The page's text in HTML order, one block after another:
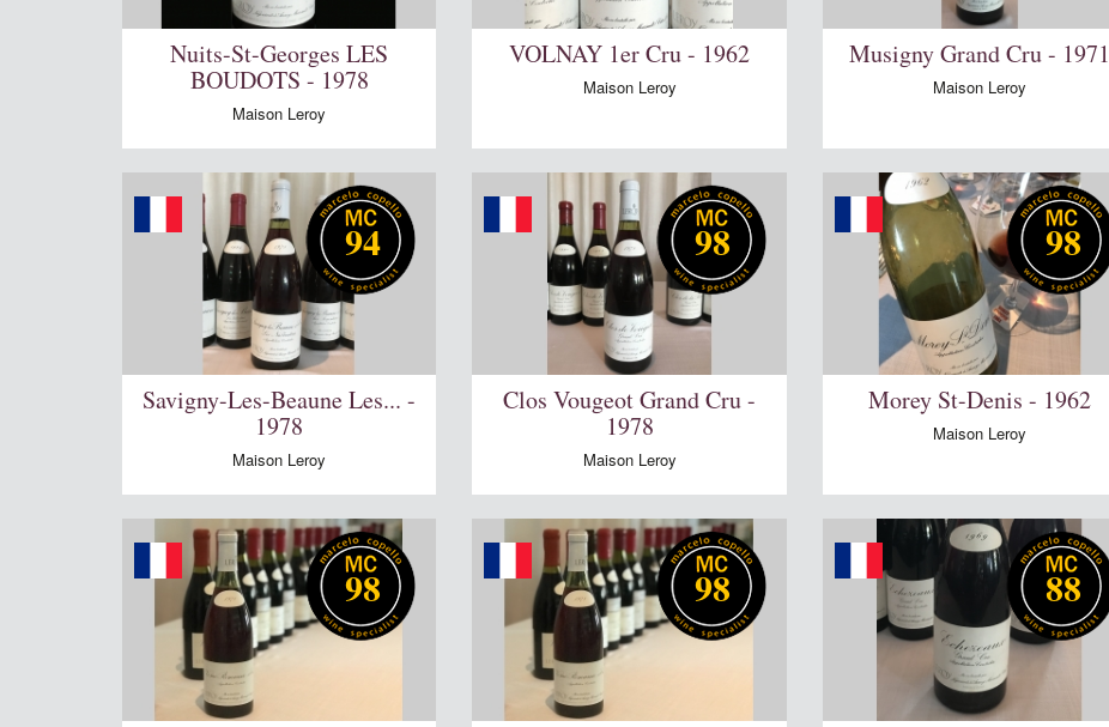
Nuits-St-Georges LES
BOUDOTS - 1978
Maison Leroy
VOLNAY 1er Cru - 1962
Maison Leroy
Musigny Grand Cru - 1971
Maison Leroy
94
Savigny-Les-Beaune Les... -
1978
Maison Leroy
98
Clos Vougeot Grand Cru -
1978
Maison Leroy
98
Morey St-Denis - 1962
Maison Leroy
98 98 88